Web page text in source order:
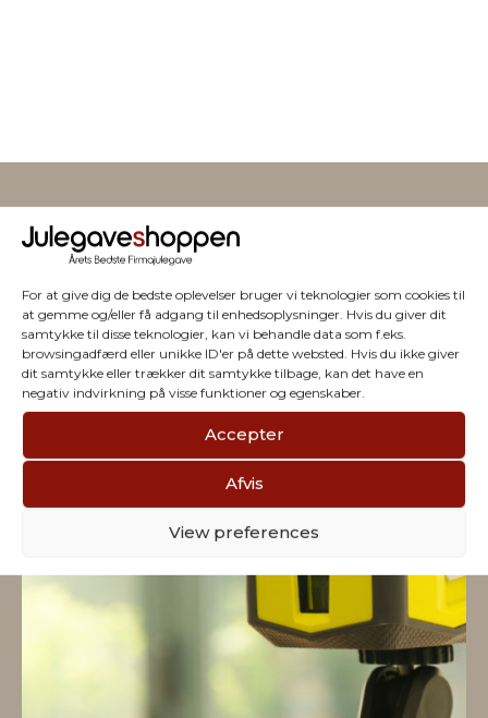
For at give dig de bedste oplevelser bruger vi teknologier som cookies til
at gemme og/eller få adgang til enhedsoplysninger. Hvis du giver dit
samtykke til disse teknologier, kan vi behandle data som f.eks.
browsingadfærd eller unikke ID'er på dette websted. Hvis du ikke giver
dit samtykke eller trækker dit samtykke tilbage, kan det have en
negativ indvirkning på visse funktioner og egenskaber.
Accepter
Afvis
View preferences
Vi har julegaver til hele
firmaet